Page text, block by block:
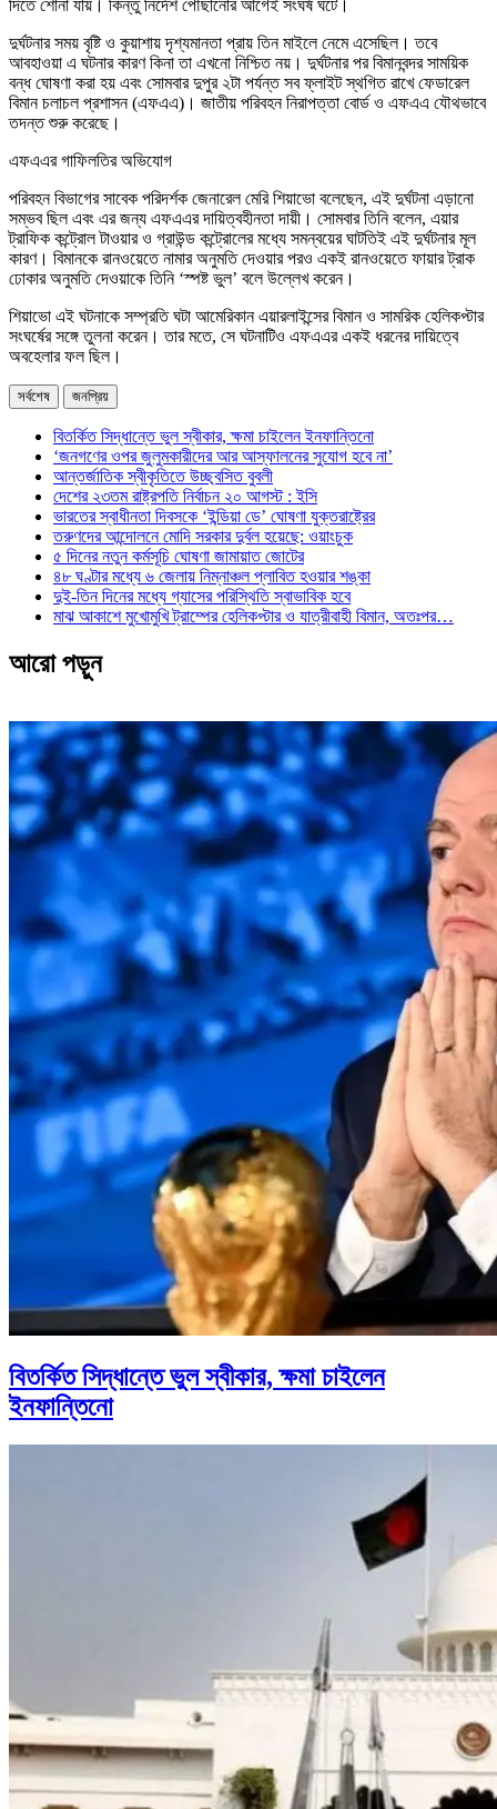
দিতে শোনা যায়। কিন্তু নির্দেশ পৌঁছানোর আগেই সংঘর্ষ ঘটে।
দুর্ঘটনার সময় বৃষ্টি ও কুয়াশায় দৃশ্যমানতা প্রায় তিন মাইলে নেমে এসেছিল। তবে
আবহাওয়া এ ঘটনার কারণ কিনা তা এখনো নিশ্চিত নয়। দুর্ঘটনার পর বিমানবন্দর সাময়িক
বন্ধ ঘোষণা করা হয় এবং সোমবার দুপুর ২টা পর্যন্ত সব ফ্লাইট স্থগিত রাখে ফেডারেল
বিমান চলাচল প্রশাসন (এফএএ)। জাতীয় পরিবহন নিরাপত্তা বোর্ড ও এফএএ যৌথভাবে
তদন্ত শুরু করেছে।
এফএএর গাফিলতির অভিযোগ
পরিবহন বিভাগের সাবেক পরিদর্শক জেনারেল মেরি শিয়াভো বলেছেন, এই দুর্ঘটনা এড়ানো
সম্ভব ছিল এবং এর জন্য এফএএর দায়িত্বহীনতা দায়ী। সোমবার তিনি বলেন, এয়ার
ট্রাফিক কন্ট্রোল টাওয়ার ও গ্রাউন্ড কন্ট্রোলের মধ্যে সমন্বয়ের ঘাটতিই এই দুর্ঘটনার মূল
কারণ। বিমানকে রানওয়েতে নামার অনুমতি দেওয়ার পরও একই রানওয়েতে ফায়ার ট্রাক
ঢোকার অনুমতি দেওয়াকে তিনি ‘স্পষ্ট ভুল’ বলে উল্লেখ করেন।
শিয়াভো এই ঘটনাকে সম্প্রতি ঘটা আমেরিকান এয়ারলাইন্সের বিমান ও সামরিক হেলিকপ্টার
সংঘর্ষের সঙ্গে তুলনা করেন। তার মতে, সে ঘটনাটিও এফএএর একই ধরনের দায়িত্বে
অবহেলার ফল ছিল।
সর্বশেষ জনপ্রিয়
বিতর্কিত সিদ্ধান্তে ভুল স্বীকার, ক্ষমা চাইলেন ইনফান্তিনো
‘জনগণের ওপর জুলুমকারীদের আর আস্ফালনের সুযোগ হবে না’
আন্তর্জাতিক স্বীকৃতিতে উচ্ছ্বসিত বুবলী
দেশের ২৩তম রাষ্ট্রপতি নির্বাচন ২০ আগস্ট : ইসি
ভারতের স্বাধীনতা দিবসকে ‘ইন্ডিয়া ডে’ ঘোষণা যুক্তরাষ্ট্রের
তরুণদের আন্দোলনে মোদি সরকার দুর্বল হয়েছে: ওয়াংচুক
৫ দিনের নতুন কর্মসূচি ঘোষণা জামায়াত জোটের
৪৮ ঘণ্টার মধ্যে ৬ জেলায় নিম্নাঞ্চল প্লাবিত হওয়ার শঙ্কা
দুই-তিন দিনের মধ্যে গ্যাসের পরিস্থিতি স্বাভাবিক হবে
মাঝ আকাশে মুখোমুখি ট্রাম্পের হেলিকপ্টার ও যাত্রীবাহী বিমান, অতঃপর…
আরো পড়ুন
বিতর্কিত সিদ্ধান্তে ভুল স্বীকার, ক্ষমা চাইলেন
ইনফান্তিনো